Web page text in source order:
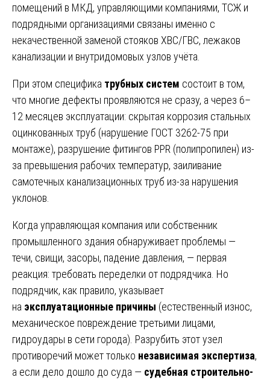
помещений в МКД, управляющими компаниями, ТСЖ и
подрядными организациями связаны именно с
некачественной заменой стояков ХВС/ГВС, лежаков
канализации и внутридомовых узлов учёта.
При этом специфика трубных систем состоит в том,
что многие дефекты проявляются не сразу, а через 6–
12 месяцев эксплуатации: скрытая коррозия стальных
оцинкованных труб (нарушение ГОСТ 3262-75 при
монтаже), разрушение фитингов PPR (полипропилен) из-
за превышения рабочих температур, заиливание
самотечных канализационных труб из-за нарушения
уклонов.
Когда управляющая компания или собственник
промышленного здания обнаруживает проблемы —
течи, свищи, засоры, падение давления, — первая
реакция: требовать переделки от подрядчика. Но
подрядчик, как правило, указывает
на эксплуатационные причины (естественный износ,
механическое повреждение третьими лицами,
гидроудары в сети города). Разрубить этот узел
противоречий может только независимая экспертиза,
а если дело дошло до суда — судебная строительно-